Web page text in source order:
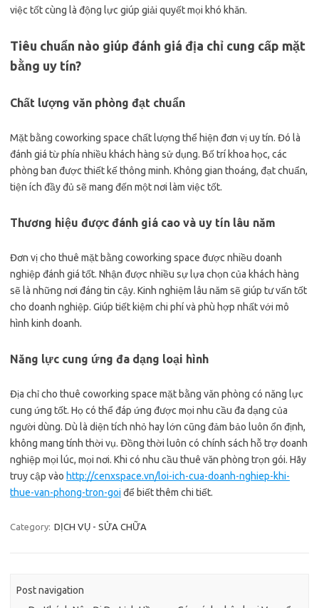
việc tốt cùng là động lực giúp giải quyết mọi khó khăn.
Tiêu chuẩn nào giúp đánh giá địa chỉ cung cấp mặt
bằng uy tín?
Chất lượng văn phòng đạt chuẩn
Mặt bằng coworking space chất lượng thể hiện đơn vị uy tín. Đó là
đánh giá từ phía nhiều khách hàng sử dụng. Bố trí khoa học, các
phòng ban được thiết kế thông minh. Không gian thoáng, đạt chuẩn,
tiện ích đầy đủ sẽ mang đến một nơi làm việc tốt.
Thương hiệu được đánh giá cao và uy tín lâu năm
Đơn vị cho thuê mặt bằng coworking space được nhiều doanh
nghiệp đánh giá tốt. Nhận được nhiều sự lựa chọn của khách hàng
sẽ là những nơi đáng tin cậy. Kinh nghiệm lâu năm sẽ giúp tư vấn tốt
cho doanh nghiệp. Giúp tiết kiệm chi phí và phù hợp nhất với mô
hình kinh doanh.
Năng lực cung ứng đa dạng loại hình
Địa chỉ cho thuê coworking space mặt bằng văn phòng có năng lực
cung ứng tốt. Họ có thể đáp ứng được mọi nhu cầu đa dạng của
người dùng. Dù là diện tích nhỏ hay lớn cũng đảm bảo luôn ổn định,
không mang tính thời vụ. Đồng thời luôn có chính sách hỗ trợ doanh
nghiệp mọi lúc, mọi nơi. Khi có nhu cầu thuê văn phòng trọn gói. Hãy
truy cập vào http://cenxspace.vn/loi-ich-cua-doanh-nghiep-khi-
thue-van-phong-tron-goi để biết thêm chi tiết.
Category: DỊCH VỤ - SỬA CHỮA
Post navigation